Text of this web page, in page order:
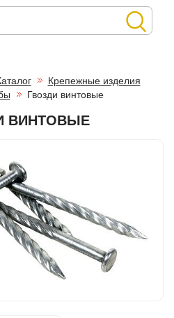
Крепежные изделия
Гвозди винтовые
ВИНТОВЫЕ